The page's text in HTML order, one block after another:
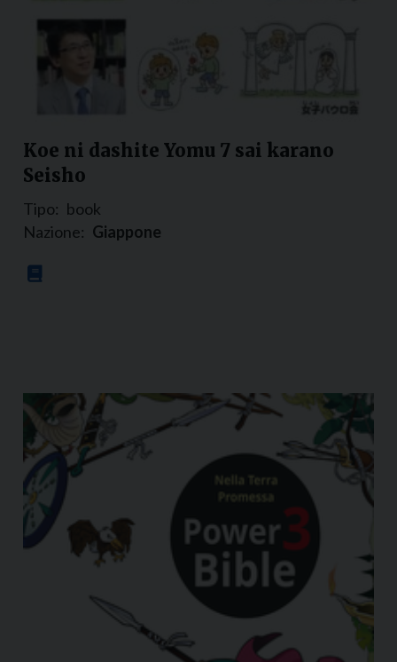
Koe ni dashite Yomu 7 sai karano
Seisho
Tipo: book
Nazione: Giappone